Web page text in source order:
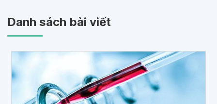
Danh sách bài viết